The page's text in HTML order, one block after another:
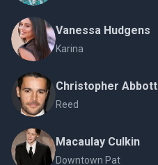
Vanessa Hudgens
Karina
Christopher Abbott
Reed
Macaulay Culkin
Downtown Pat